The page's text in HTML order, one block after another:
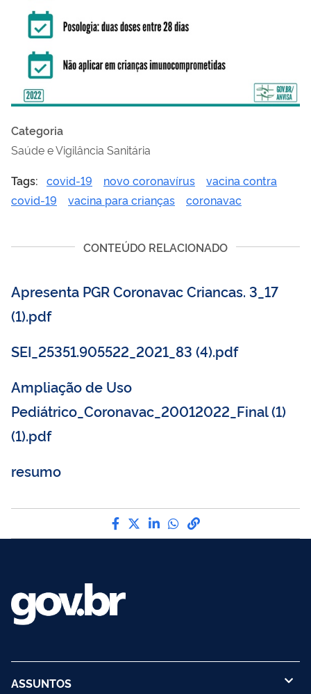
Categoria
Saúde e Vigilância Sanitária
Tags: covid-19 novo coronavírus
vacina contra
covid-19
vacina para crianças coronavac
CONTEÚDO RELACIONADO
Apresenta PGR Coronavac Criancas. 3_17
(1).pdf
SEI_25351.905522_2021_83 (4).pdf
Ampliação de Uso
Pediátrico_Coronavac_20012022_Final (1)
(1).pdf
resumo
Compartilhe por Facebook
Compartilhe por Twitter
Compartilhe por
Compartilhe por
link para Copiar
ASSUNTOS